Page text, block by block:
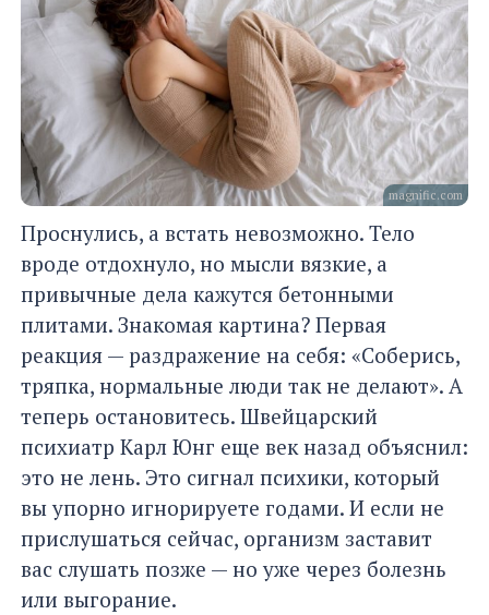
magnific.com
Проснулись, а встать невозможно. Тело
вроде отдохнуло, но мысли вязкие, а
привычные дела кажутся бетонными
плитами. Знакомая картина? Первая
реакция — раздражение на себя: «Соберись,
тряпка, нормальные люди так не делают». А
теперь остановитесь. Швейцарский
психиатр Карл Юнг еще век назад объяснил:
это не лень. Это сигнал психики, который
вы упорно игнорируете годами. И если не
прислушаться сейчас, организм заставит
вас слушать позже — но уже через болезнь
или выгорание.